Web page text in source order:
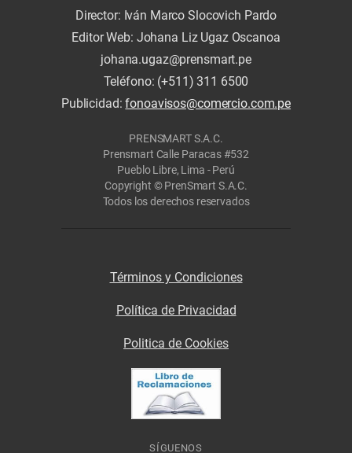
Director: Iván Marco Slocovich Pardo
Editor Web: Johana Liz Ugaz Oscanoa
johana.ugaz@prensmart.pe
Teléfono: (+511) 311 6500
Publicidad:fonoavisos@comercio.com.pe
PRENSMART S.A.C.
Prensmart Calle Paracas #532
Pueblo Libre, Lima - Perú
Copyright © PrenSmart S.A.C.
Todos los derechos reservados
Términos y Condiciones
Política de Privacidad
Politica de Cookies
SÍGUENOS